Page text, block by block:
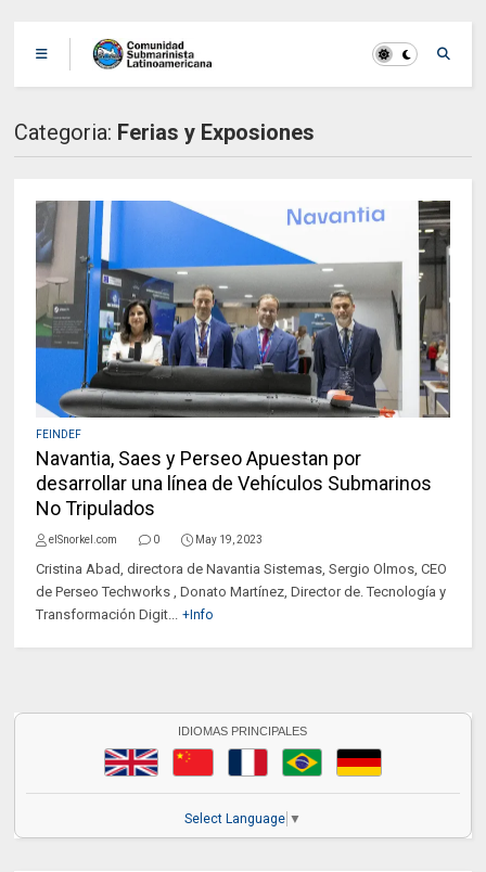
Categoria: Ferias y Exposiones
FEINDEF
Navantia, Saes y Perseo Apuestan por
desarrollar una línea de Vehículos Submarinos
No Tripulados
elSnorkel.com 0 May 19, 2023
Cristina Abad, directora de Navantia Sistemas, Sergio Olmos, CEO
de Perseo Techworks , Donato Martínez, Director de. Tecnología y
Transformación Digit... +Info
IDIOMAS PRINCIPALES
Select Language ▼